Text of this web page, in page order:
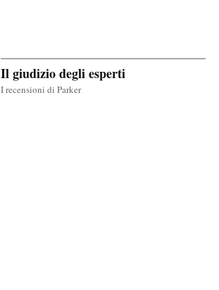
Il giudizio degli esperti
I recensioni di Parker